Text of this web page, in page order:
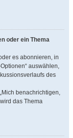
oder ein Thema
es abonnieren, in
auswählen,
des
benachrichtigen,
das Thema